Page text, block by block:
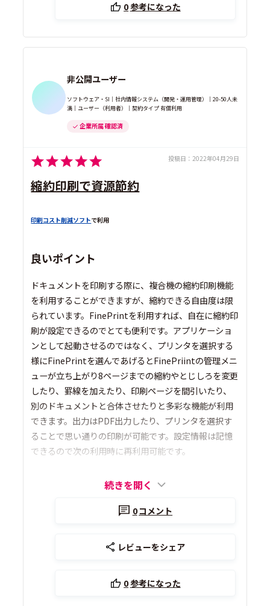
0参考になった
非公開ユーザー
ソフトウェア・SI｜社内情報システム（開発・運用管理）｜20-50人未
満｜ユーザー（利用者）｜契約タイプ 有償利用
企業所属 確認済
投稿日： 2022年04月29日
縮約印刷で資源節約
印刷コスト削減ソフトで利用
良いポイント
ドキュメントを印刷する際に、複合機の縮約印刷機能
を利用することができますが、縮約できる自由度は限
られています。FinePrintを利用すれば、自在に縮約印
刷が設定できるのでとても便利です。アプリケーショ
ンとして起動させるのではなく、プリンタを選択する
様にFinePrintを選んであげるとFinePriintの管理メニ
ューが立ち上がり8ページまでの縮約やとじしろを変更
したり、罫線を加えたり、印刷ページを間引いたり、
別のドキュメントと合体させたりと多彩な機能が利用
できます。出力はPDF出力したり、プリンタを選択す
ることで思い通りの印刷が可能です。設定情報は記憶
できるので次の利用時に再利用可能です。
続きを開く
0コメント
レビューをシェア
0参考になった